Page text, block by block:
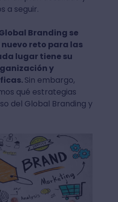
a seguir.
Branding se
reto para las
lugar tiene su
y
Sin embargo,
qué estrategias
del Global Branding y